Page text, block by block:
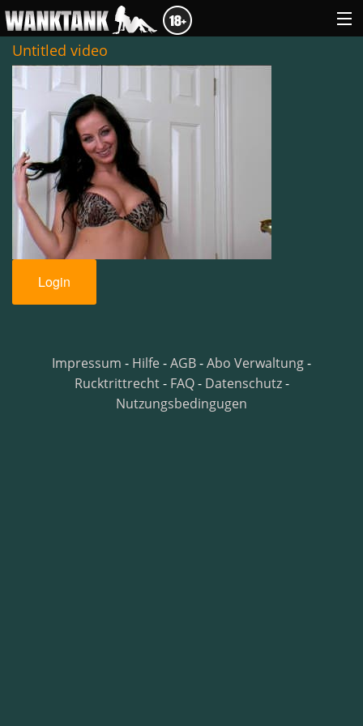
LOGIN
Untitled video
Login
Impressum - Hilfe-AGB-Abo Verwaltung-
Rucktrittrecht- FAQ- Datenschutz-
Nutzungsbedingugen